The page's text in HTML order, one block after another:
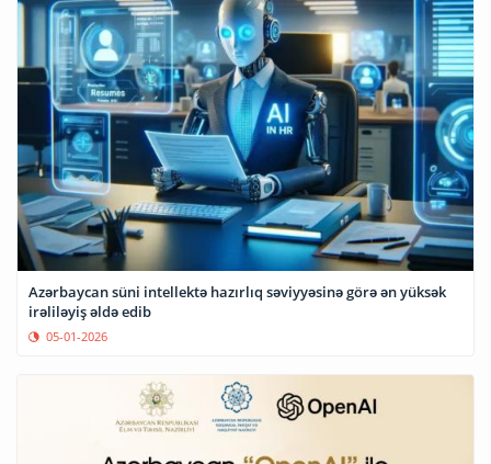
Azərbaycan süni intellektə hazırlıq səviyyəsinə görə ən yüksək
irəliləyiş əldə edib
05-01-2026